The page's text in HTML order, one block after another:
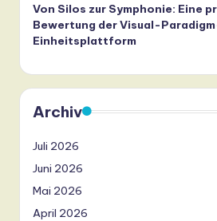
Von Silos zur Symphonie: Eine
Bewertung der Visual-
Einheitsplattform
Archiv
Juli 2026
Juni 2026
Mai 2026
April 2026